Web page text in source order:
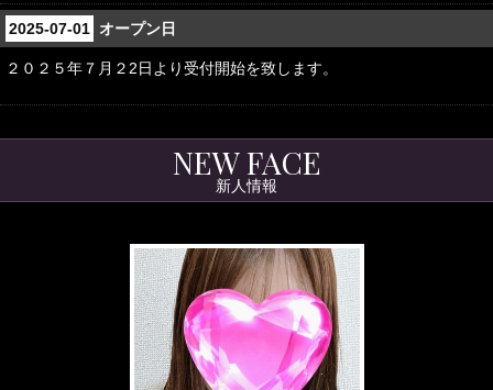
2025-07-01 オープン日
２０２５年７月２2日より受付開始を致します。
NEW FACE
新人情報